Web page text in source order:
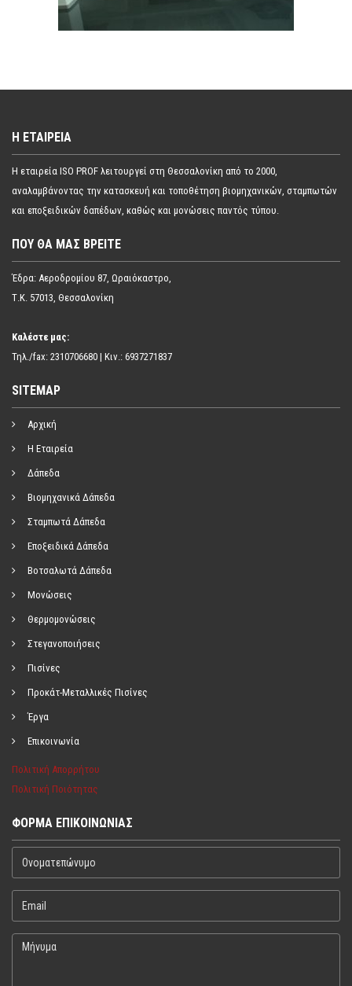
Η ΕΤΑΙΡΕΊΑ
Η εταιρεία ISO PROF λειτουργεί στη Θεσσαλονίκη από το 2000,
αναλαμβάνοντας την κατασκευή και τοποθέτηση βιομηχανικών, σταμπωτών
και εποξειδικών δαπέδων, καθώς και μονώσεις παντός τύπου.
ΠΟΥ ΘΑ ΜΑΣ ΒΡΕΊΤΕ
Έδρα: Αεροδρομίου 87, Ωραιόκαστρο,
Τ.Κ. 57013, Θεσσαλονίκη
Καλέστε μας:
Τηλ./fax: 2310706680 | Κιν.: 6937271837
SITEMAP
Αρχική
Η Εταιρεία
Δάπεδα
Βιομηχανικά Δάπεδα
Σταμπωτά Δάπεδα
Εποξειδικά Δάπεδα
Βοτσαλωτά Δάπεδα
Μονώσεις
Θερμομονώσεις
Στεγανοποιήσεις
Πισίνες
Προκάτ-Μεταλλικές Πισίνες
Έργα
Επικοινωνία
Πολιτική Απορρήτου
Πολιτική Ποιότητας
ΦΌΡΜΑ ΕΠΙΚΟΙΝΩΝΊΑΣ
Ονοματεπώνυμο
Email
Μήνυμα